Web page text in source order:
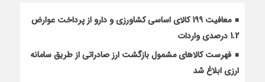
معافیت 199 کالای اساسی کشاورزی و دارو از پرداخت عوارض
1.2 درصدی واردات
فهرست کالاهای مشمول بازگشت ارز صادراتی از طریق سامانه
ارزی ابلاغ شد